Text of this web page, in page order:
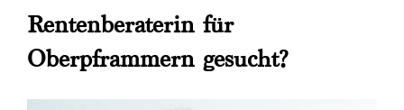
Rentenberaterin für
Oberpframmern gesucht?